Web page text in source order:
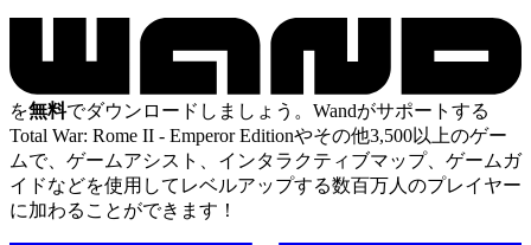
を無料でダウンロードしましょう。Wandがサポートする
Total War: Rome II - Emperor Editionやその他3,500以上のゲー
ムで、ゲームアシスト、インタラクティブマップ、ゲームガ
イドなどを使用してレベルアップする数百万人のプレイヤー
に加わることができます！